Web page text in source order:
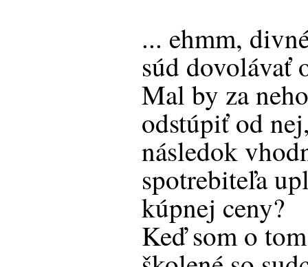
... ehmm,
súd dovolávať
Mal by za
odstúpiť od
následok
spotrebiteľa
kúpnej ceny?
Keď som o